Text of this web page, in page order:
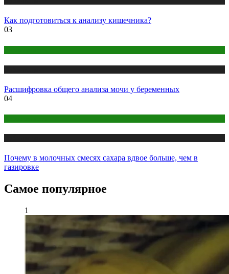
Как подготовиться к анализу кишечника?
03
Расшифровка общего анализа мочи у беременных
04
Почему в молочных смесях сахара вдвое больше, чем в
газировке
Самое популярное
1